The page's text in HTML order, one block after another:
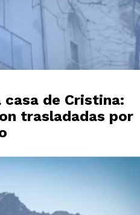
de Cristina:
trasladadas por